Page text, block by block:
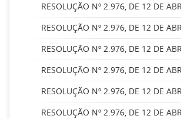
RESOLUÇÃO Nº 2.976, DE 12 DE
RESOLUÇÃO Nº 2.976, DE 12 DE
RESOLUÇÃO Nº 2.976, DE 12 DE
RESOLUÇÃO Nº 2.976, DE 12 DE
RESOLUÇÃO Nº 2.976, DE 12 DE
RESOLUÇÃO Nº 2.976, DE 12 DE